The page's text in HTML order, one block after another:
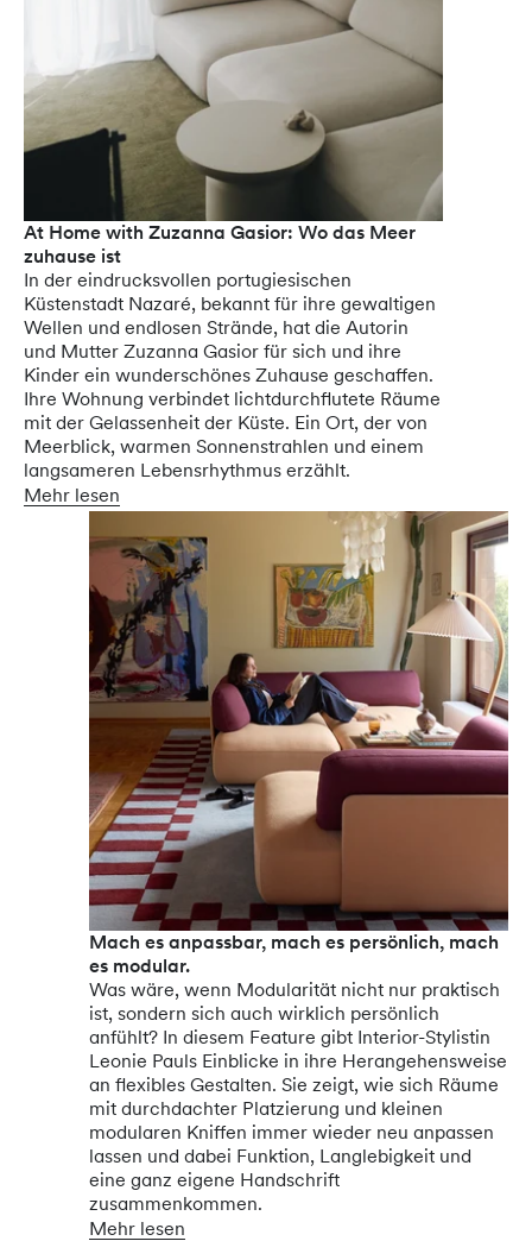
At Home with Zuzanna Gasior: Wo das Meer
zuhause ist
In der eindrucksvollen portugiesischen
Küstenstadt Nazaré, bekannt für ihre gewaltigen
Wellen und endlosen Strände, hat die Autorin
und Mutter Zuzanna Gasior für sich und ihre
Kinder ein wunderschönes Zuhause geschaffen.
Ihre Wohnung verbindet lichtdurchflutete Räume
mit der Gelassenheit der Küste. Ein Ort, der von
Meerblick, warmen Sonnenstrahlen und einem
langsameren Lebensrhythmus erzählt.
Mehr lesen
Mach es anpassbar, mach es persönlich, mach
es modular.
Was wäre, wenn Modularität nicht nur praktisch
ist, sondern sich auch wirklich persönlich
anfühlt? In diesem Feature gibt Interior-Stylistin
Leonie Pauls Einblicke in ihre Herangehensweise
an flexibles Gestalten. Sie zeigt, wie sich Räume
mit durchdachter Platzierung und kleinen
modularen Kniffen immer wieder neu anpassen
lassen und dabei Funktion, Langlebigkeit und
eine ganz eigene Handschrift
zusammenkommen.
Mehr lesen